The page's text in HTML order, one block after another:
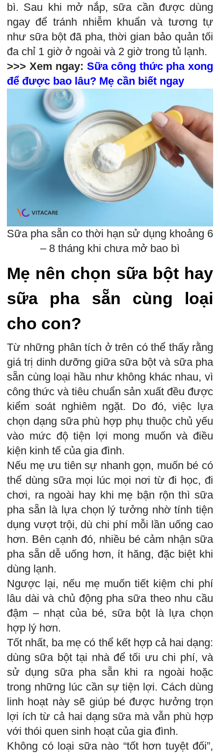
bì. Sau khi mở nắp, sữa cần được dùng
ngay để tránh nhiễm khuẩn và tương tự
như sữa bột đã pha, thời gian bảo quản tối
đa chỉ 1 giờ ở ngoài và 2 giờ trong tủ lạnh.
>>> Xem ngay: Sữa công thức pha xong
để được bao lâu? Mẹ cần biết ngay
Sữa pha sẵn co thời hạn sử dụng khoảng 6
– 8 tháng khi chưa mở bao bì
Mẹ nên chọn sữa bột hay
sữa pha sẵn cùng loại
cho con?
Từ những phân tích ở trên có thể thấy rằng
giá trị dinh dưỡng giữa sữa bột và sữa pha
sẵn cùng loại hầu như không khác nhau, vì
công thức và tiêu chuẩn sản xuất đều được
kiểm soát nghiêm ngặt. Do đó, việc lựa
chọn dạng sữa phù hợp phụ thuộc chủ yếu
vào mức độ tiện lợi mong muốn và điều
kiện kinh tế của gia đình.
Nếu mẹ ưu tiên sự nhanh gọn, muốn bé có
thể dùng sữa mọi lúc mọi nơi từ đi học, đi
chơi, ra ngoài hay khi mẹ bận rộn thì sữa
pha sẵn là lựa chọn lý tưởng nhờ tính tiện
dụng vượt trội, dù chi phí mỗi lần uống cao
hơn. Bên cạnh đó, nhiều bé cảm nhận sữa
pha sẵn dễ uống hơn, ít hăng, đặc biệt khi
dùng lạnh.
Ngược lại, nếu mẹ muốn tiết kiệm chi phí
lâu dài và chủ động pha sữa theo nhu cầu
đậm – nhạt của bé, sữa bột là lựa chọn
hợp lý hơn.
Tốt nhất, ba mẹ có thể kết hợp cả hai dạng:
dùng sữa bột tại nhà để tối ưu chi phí, và
sử dụng sữa pha sẵn khi ra ngoài hoặc
trong những lúc cần sự tiện lợi. Cách dùng
linh hoạt này sẽ giúp bé được hưởng trọn
lợi ích từ cả hai dạng sữa mà vẫn phù hợp
với thói quen sinh hoạt của gia đình.
Không có loại sữa nào “tốt hơn tuyệt đối”,